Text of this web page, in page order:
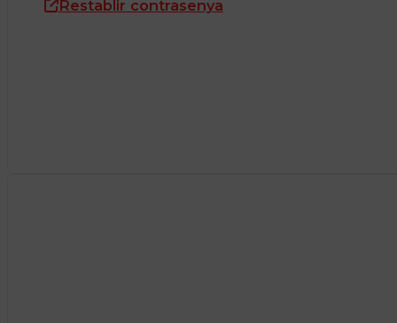
Restablir contrasenya